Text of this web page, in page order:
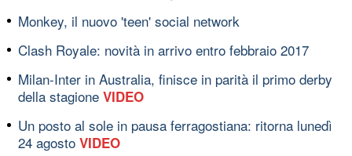
Monkey, il nuovo 'teen' social network
Clash Royale: novità in arrivo entro febbraio 2017
Milan-Inter in Australia, finisce in parità il primo derby
della stagione VIDEO
Un posto al sole in pausa ferragostiana: ritorna lunedì
24 agosto VIDEO